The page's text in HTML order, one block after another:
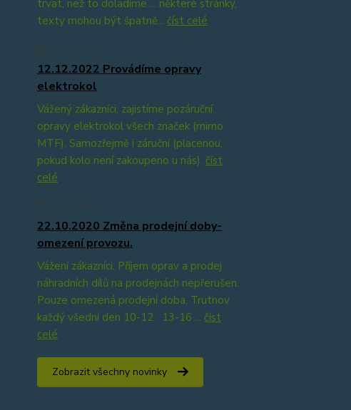
trvat, než to doladíme ... některé stránky,
texty mohou být špatně... číst celé
12.12.2022 Provádíme opravy
elektrokol
Vážený zákazníci, zajistíme pozáruční
opravy elektrokol všech značek (mimo
MTF). Samozřejmě i záruční (placenou,
pokud kolo není zakoupeno u nás). číst
celé
22.10.2020 Změna prodejní doby-
omezení provozu.
Vážení zákazníci. Příjem oprav a prodej
náhradních dílů na prodejnách nepřerušen.
Pouze omezená prodejní doba. Trutnov
každý všední den 10-12 13-16 ... číst
celé
Zobrazit všechny novinky